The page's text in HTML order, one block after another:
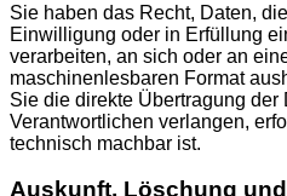
Sie haben das Recht, Daten,
Einwilligung oder in Erfüllung
verarbeiten, an sich oder an
maschinenlesbaren Format
Sie die direkte Übertragung der
Verantwortlichen verlangen,
technisch machbar ist.
Auskunft, Löschung